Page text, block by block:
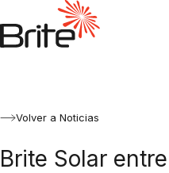
Volver a Noticias
Brite Solar